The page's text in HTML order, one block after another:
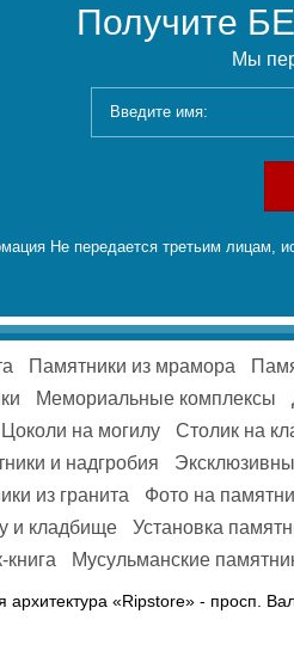
Получите
Мы
Не передается третьим лицам,
Памятники из мрамора
Мемориальные комплексы
Цоколи на могилу Столик на
и надгробия
из гранита
Фото на
и кладбище
Установка
Мусульманские
«Ripstore» - просп.